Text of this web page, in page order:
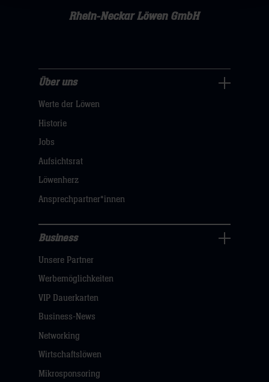
Rhein-Neckar Löwen GmbH
uns
Navigation
öffnen,
hier
Über uns
Werte der Löwen
Historie
Jobs
Aufsichtsrat
Löwenherz
Ansprechpartner*innen
Navigation
öffnen,
dann
klicken
Business
Unsere Partner
Werbemöglichkeiten
VIP Dauerkarten
Business-News
Networking
Wirtschaftslöwen
Mikrosponsoring